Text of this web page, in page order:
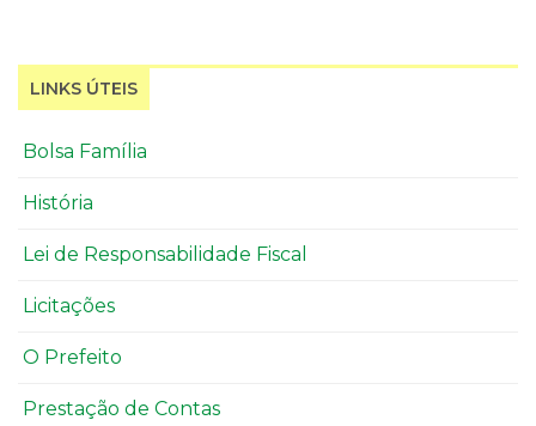
LINKS ÚTEIS
Bolsa Família
História
Lei de Responsabilidade Fiscal
Licitações
O Prefeito
Prestação de Contas